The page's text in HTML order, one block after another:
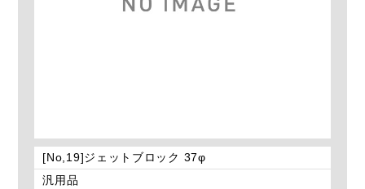
[No,19]ジェットブロック 37φ
汎用品